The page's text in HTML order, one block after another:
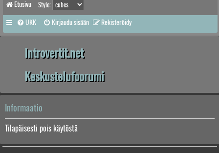
Etusivu Style:
UKK Kirjaudu sisään Rekisteröidy
Introvertit.net
Keskustelufoorumi
Informaatio
Tilapäisesti pois käytöstä